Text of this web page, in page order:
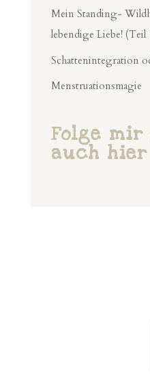
Mein Standing-
lebendige Liebe! (Teil
Schattenintegration
Menstruationsmagie
Folge
auch hier